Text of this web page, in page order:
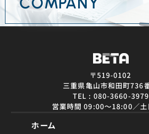
〒519-0102
三重県亀山市和田町736
TEL : 080-3660-3979
営業時間 09:00〜18:00／土
ホーム